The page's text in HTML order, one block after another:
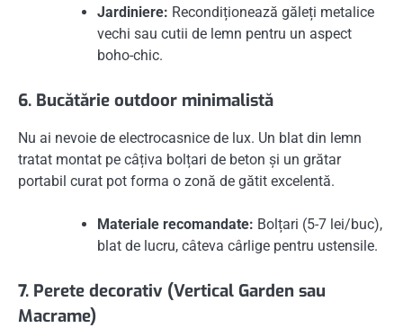
Jardiniere: Recondiționează găleți metalice
vechi sau cutii de lemn pentru un aspect
boho-chic.
6. Bucătărie outdoor minimalistă
Nu ai nevoie de electrocasnice de lux. Un blat din lemn
tratat montat pe câțiva bolțari de beton și un grătar
portabil curat pot forma o zonă de gătit excelentă.
Materiale recomandate: Bolțari (5-7 lei/buc),
blat de lucru, câteva cârlige pentru ustensile.
7. Perete decorativ (Vertical Garden sau
Macrame)